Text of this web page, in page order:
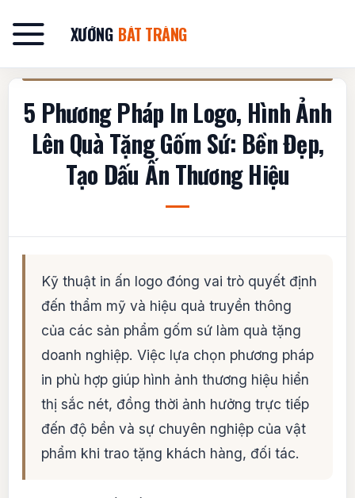
qua
nội
dung
XƯỞNG BÁT TRÀNG
5 Phương Pháp In Logo, Hình Ảnh
Lên Quà Tặng Gốm Sứ: Bền Đẹp,
Tạo Dấu Ấn Thương Hiệu
Kỹ thuật in ấn logo đóng vai trò quyết định
đến thẩm mỹ và hiệu quả truyền thông
của các sản phẩm gốm sứ làm quà tặng
doanh nghiệp. Việc lựa chọn phương pháp
in phù hợp giúp hình ảnh thương hiệu hiển
thị sắc nét, đồng thời ảnh hưởng trực tiếp
đến độ bền và sự chuyên nghiệp của vật
phẩm khi trao tặng khách hàng, đối tác.